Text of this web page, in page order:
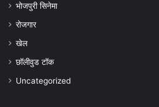
भोजपुरी सिनेमा
रोजगार
खेल
छॉलीवुड टॉक
Uncategorized